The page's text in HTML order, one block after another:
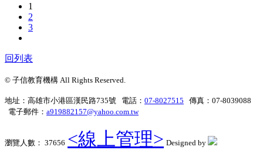
1
2
3
回列表
© 子信教育機構 All Rights Reserved.
地址：高雄市小港區漢民路735號 電話： 07-8027515 傳真：07-8039088
電子郵件： a919882157@yahoo.com.tw
瀏覽人數： 37656 <線上管理> Designed by